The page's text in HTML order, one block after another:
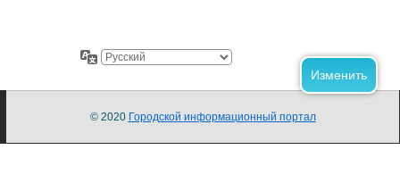
© 2020 Городской информационный портал